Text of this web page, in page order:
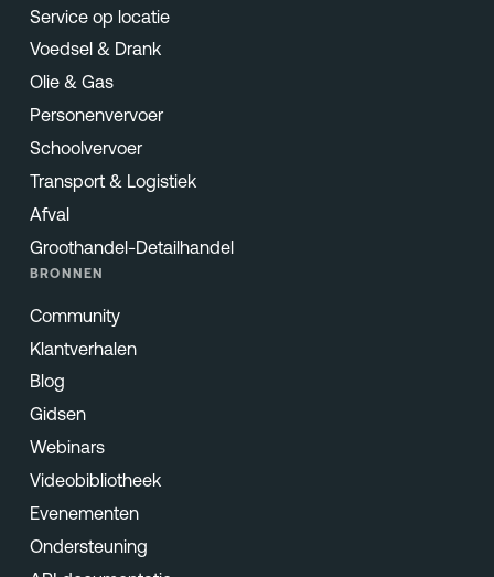
Service op locatie
Voedsel & Drank
Olie & Gas
Personenvervoer
Schoolvervoer
Transport & Logistiek
Afval
Groothandel-Detailhandel
BRONNEN
Community
Klantverhalen
Blog
Gidsen
Webinars
Videobibliotheek
Evenementen
Ondersteuning